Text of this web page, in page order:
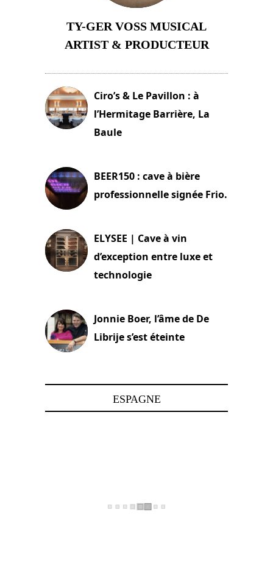
TY-GER VOSS MUSICAL
ARTIST & PRODUCTEUR
Ciro’s & Le Pavillon : à
l’Hermitage Barrière, La
Baule
BEER150 : cave à bière
professionnelle signée Frio.
ELYSEE | Cave à vin
d’exception entre luxe et
technologie
Jonnie Boer, l’âme de De
Librije s’est éteinte
ESPAGNE